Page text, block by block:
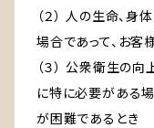
（２） 人の生命、
場合であって、お客
（３） 公衆衛生の
に特に必要がある
が困難であるとき